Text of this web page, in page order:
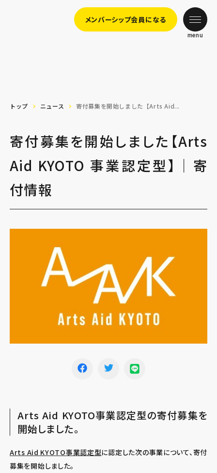
メンバーシップ会員になる
menu
トップ ニュース 寄付募集を開始しました【Arts Aid...
寄付募集を開始しました【Arts
Aid KYOTO 事業認定型】｜寄
付情報
Arts Aid KYOTO事業認定型の寄付募集を
開始しました。
Arts Aid KYOTO事業認定型に認定した次の事業について、寄付
募集を開始しました。